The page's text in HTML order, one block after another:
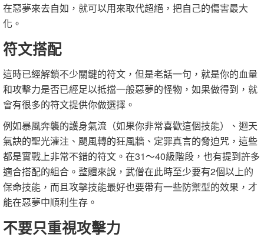
在惡夢來去自如，就可以用來取代超絕，把自己的傷害最大
化。
符文搭配
這時已經解鎖不少關鍵的符文，但是老話一句，就是你的血量
和攻擊力是否已經足以抵擋一般惡夢的怪物，如果做得到，就
會有很多的符文提供你做選擇。
例如暴風奔襲的護身氣流（如果你非常喜歡這個技能）、迴天
氣訣的聖光灌注、颶風轉的狂風牆、定罪真言的脅迫咒，這些
都是實戰上非常不錯的符文。在31～40級階段，也有提到許多
適合搭配的組合。整體來說，武僧在此時至少要有2個以上的
保命技能，而且攻擊技能最好也要帶有一些防禦型的效果，才
能在惡夢中順利生存。
不要只重視攻擊力